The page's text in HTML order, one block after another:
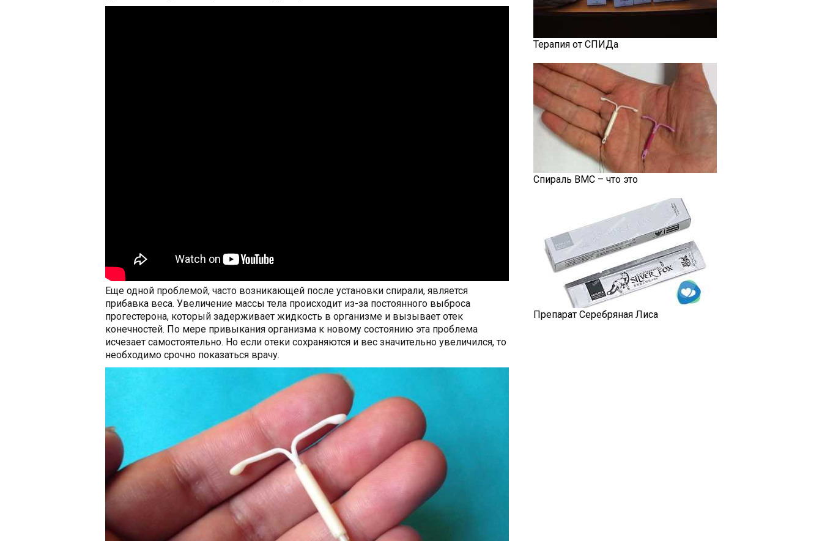
Еще одной проблемой, часто возникающей после установки спирали, является
прибавка веса. Увеличение массы тела происходит из-за постоянного выброса
прогестерона, который задерживает жидкость в организме и вызывает отек
конечностей. По мере привыкания организма к новому состоянию эта проблема
исчезает самостоятельно. Но если отеки сохраняются и вес значительно увеличился, то
необходимо срочно показаться врачу.
Терапия от СПИДа
Спираль ВМС – что это
Препарат Серебряная Лиса